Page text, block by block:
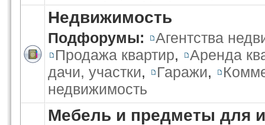
Недвижимость
Подфорумы:
Агентства
Продажа квартир,
Аренда
дачи, участки, Гаражи,
недвижимость
Мебель и предметы для